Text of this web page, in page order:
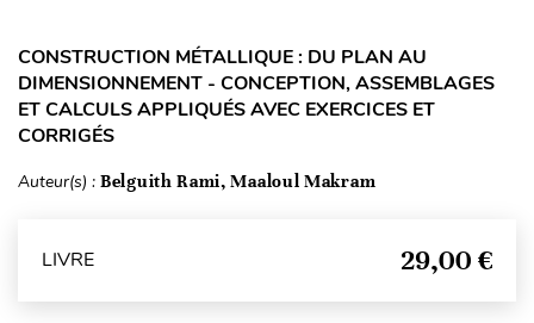
CONSTRUCTION MÉTALLIQUE : DU PLAN AU
DIMENSIONNEMENT - CONCEPTION, ASSEMBLAGES
ET CALCULS APPLIQUÉS AVEC EXERCICES ET
CORRIGÉS
Auteur(s) : Belguith Rami, Maaloul Makram
LIVRE 29,00 €